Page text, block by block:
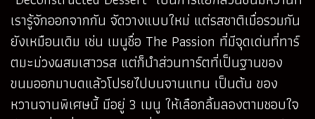
เรารู้จักออกจากกัน จัดวางแบบใหม่ แต่รสชาติเมื่อรวมกัน
ยังเหมือนเดิม เช่น เมนูชื่อ The Passion ที่มีจุดเด่นที่ทาร์
ตมะม่วงผสมเสาวรส แต่ก็นำส่วนทาร์ตที่เป็นฐานของ
ขนมออกมาบดแล้วโปรยไปบนจานแทน เป็นต้น ของ
หวานจานพิเศษนี้ มีอยู่ 3 เมนู ให้เลือกลิ้มลองตามชอบใจ